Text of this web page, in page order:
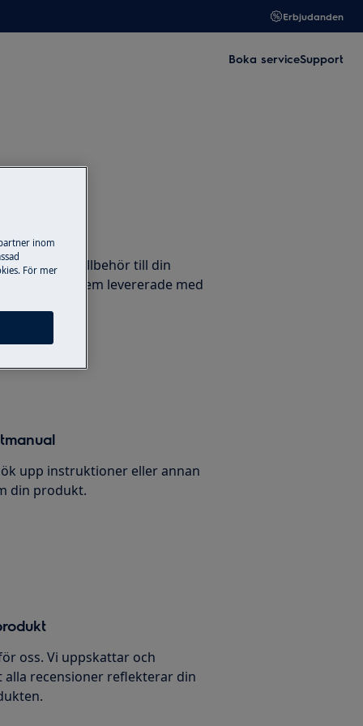
Erbjudanden
Boka serviceSupport
och tillbehör till din
och få dem levererade med
upp instruktioner eller annan
din produkt.
oss. Vi uppskattar och
recensioner reflekterar din
inom
För mer